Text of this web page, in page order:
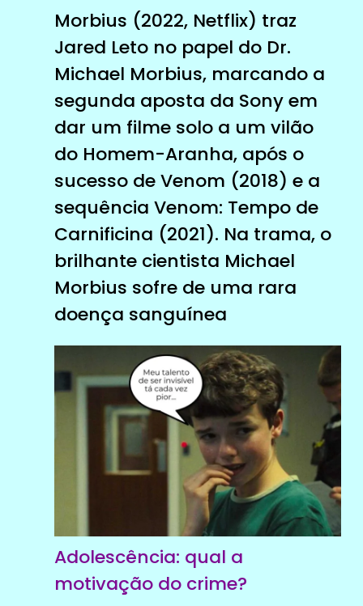
Morbius (2022, Netflix) traz
Jared Leto no papel do Dr.
Michael Morbius, marcando a
segunda aposta da Sony em
dar um filme solo a um vilão
do Homem-Aranha, após o
sucesso de Venom (2018) e a
sequência Venom: Tempo de
Carnificina (2021). Na trama, o
brilhante cientista Michael
Morbius sofre de uma rara
doença sanguínea
Adolescência: qual a
motivação do crime?